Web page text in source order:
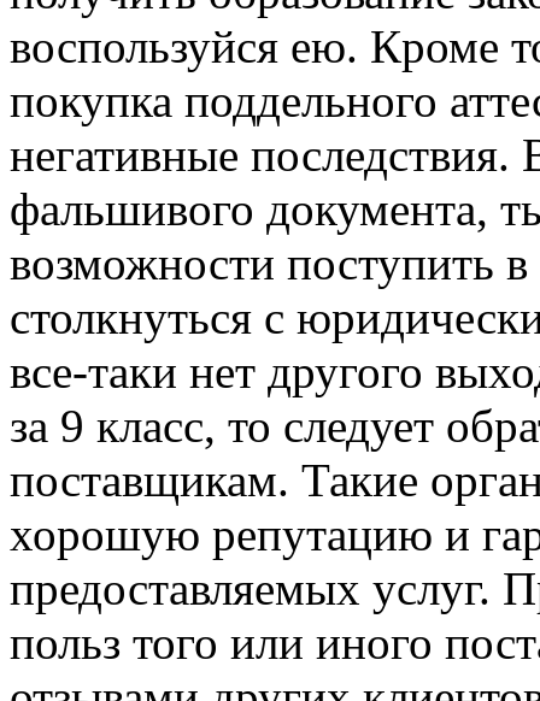
воспользуйся ею. Кроме
покупка поддельного
негативные последствия.
фальшивого документа,
возможности поступить
столкнуться с
все-таки нет другого
за 9 класс, то следует
поставщикам. Такие
хорошую репутацию и
предоставляемых услуг.
польз того или иного